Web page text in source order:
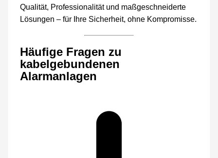
Qualität, Professionalität und maßgeschneiderte
Lösungen – für Ihre Sicherheit, ohne Kompromisse.
Häufige Fragen zu
kabelgebundenen
Alarmanlagen